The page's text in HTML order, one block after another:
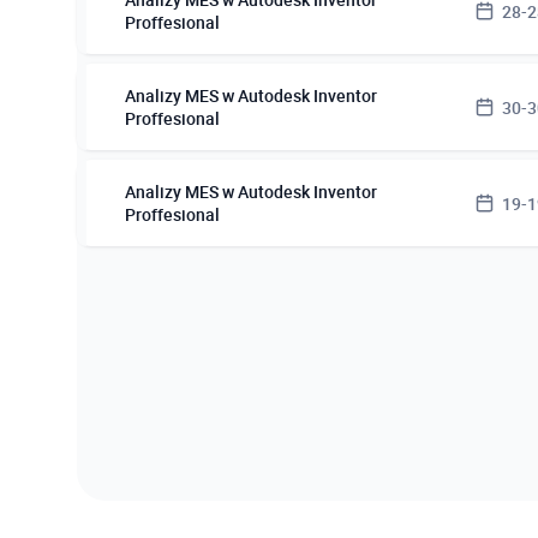
Proffesional
28-
Analizy MES w Autodesk Inventor
Proffesional
30-
Analizy MES w Autodesk Inventor
Proffesional
19-